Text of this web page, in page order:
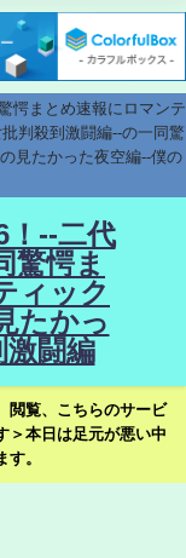
愕まとめ速報にロマンテ
判殺到激闘編--の一同驚
見たかった夜空編--僕の
--二代
驚愕ま
ィック
たかっ
激闘編
閲覧、こちらのサービ
＞本日は足元が悪い中
す。